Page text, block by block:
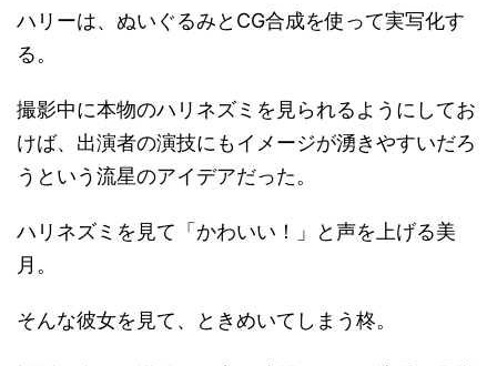
ハリーは、ぬいぐるみとCG合成を使って実写化す
る。
撮影中に本物のハリネズミを見られるようにしてお
けば、出演者の演技にもイメージが湧きやすいだろ
うという流星のアイデアだった。
ハリネズミを見て「かわいい！」と声を上げる美
月。
そんな彼女を見て、ときめいてしまう柊。